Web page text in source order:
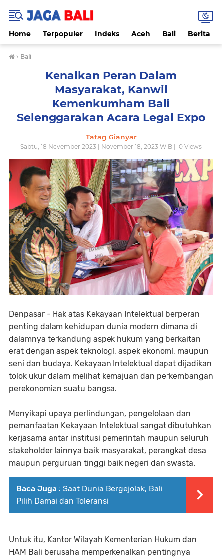
Home Terpopuler Indeks Aceh Bali Berita
› Bali
Kenalkan Peran Dalam
Masyarakat, Kanwil
Kemenkumham Bali
Selenggarakan Acara Legal Expo
Tatag Gianyar
Sabtu, 18 November 2023 | November 18, 2023 WIB | 0 Views
Denpasar - Hak atas Kekayaan Intelektual berperan
penting dalam kehidupan dunia modern dimana di
dalamnya terkandung aspek hukum yang berkaitan
erat dengan aspek teknologi, aspek ekonomi, maupun
seni dan budaya. Kekayaan Intelektual dapat dijadikan
tolok ukur dalam melihat kemajuan dan perkembangan
perekonomian suatu bangsa.
Menyikapi upaya perlindungan, pengelolaan dan
pemanfaatan Kekayaan Intelektual sangat dibutuhkan
kerjasama antar institusi pemerintah maupun seluruh
stakeholder lainnya baik masyarakat, perangkat desa
maupun perguruan tinggi baik negeri dan swasta.
Baca Juga : Saat Dunia Bergejolak, Bali
Pilih Damai dan Toleransi
Untuk itu, Kantor Wilayah Kementerian Hukum dan
HAM Bali berusaha memperkenalkan pentingnya